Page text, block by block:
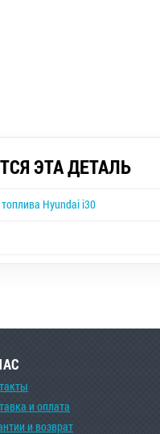
ЭТА ДЕТАЛЬ
Hyundai i30
и оплата
и возврат